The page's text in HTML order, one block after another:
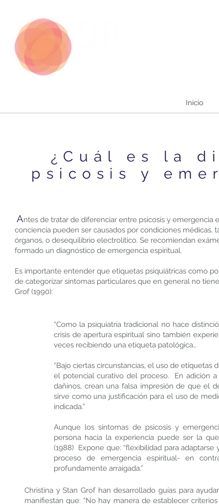
Inicio
¿Cuál es la
psicosis y
Antes de tratar de diferenciar entre psicosis y
conciencia pueden ser causados por condiciones
órganos, o desequilibrio electrolítico. Se recomiendan
formado un diagnóstico de emergencia espiritual.
Es importante entender que etiquetas psiquiátricas como
de categorizar síntomas particulares que en general no
Grof (1990):
“Como la psiquiatría tradicional no hace
crisis de apertura espiritual sino también
veces recibiendo una etiqueta patológica…
“Bajo ciertas circunstancias, el uso de
el potencial curativo del proceso. En adición
dañinos, crean una falsa impresión de que el
sirve como una justificación para el uso de
indicada.”
Aunque los síntomas de psicosis y
persona hacia la experiencia puede ser la
(1988) Expone que: “flexibilidad para
proceso de emergencia espiritual- en
profundamente arraigada.”
Christina y Stan Grof han desarrollado guías para
manifiestan que: “No hay manera de establecer